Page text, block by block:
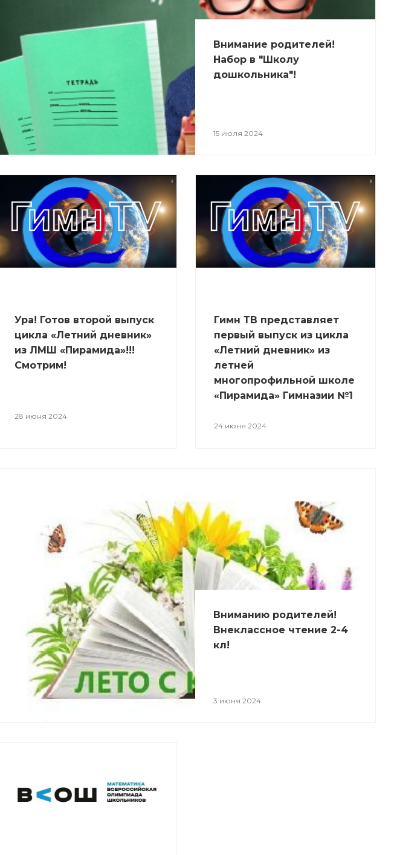
Внимание родителей!
Набор в "Школу
дошкольника"!
15 июля 2024
Ура! Готов второй выпуск
цикла «Летний дневник»
из ЛМШ «Пирамида»!!!
Смотрим!
28 июня 2024
Гимн ТВ представляет
первый выпуск из цикла
«Летний дневник» из
летней
многопрофильной школе
«Пирамида» Гимназии №1
24 июня 2024
Вниманию родителей!
Внеклассное чтение 2-4
кл!
3 июня 2024